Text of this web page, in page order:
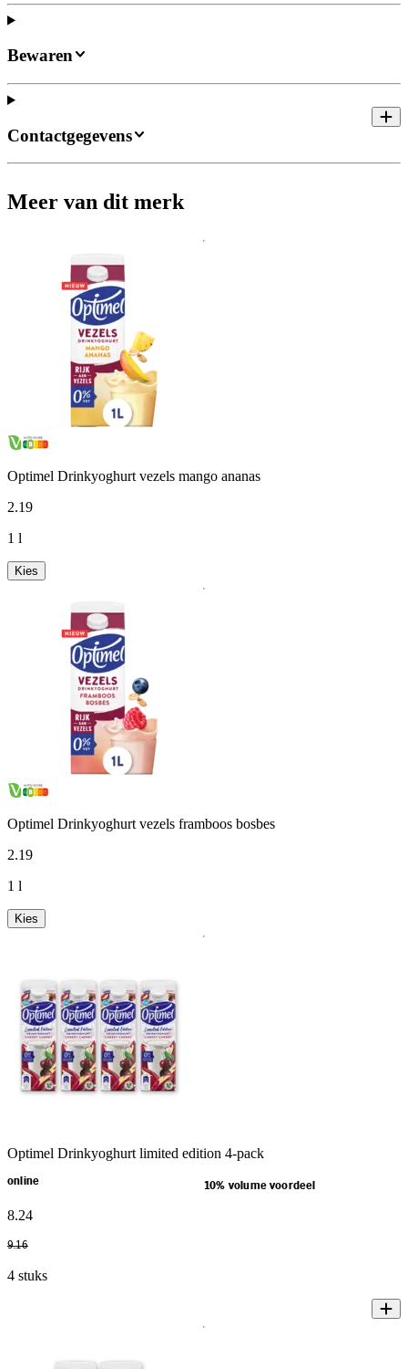
Bewaren
Contactgegevens
Meer van dit merk
Optimel Drinkyoghurt vezels mango ananas
2.19
1 l
Kies
Optimel Drinkyoghurt vezels framboos bosbes
2.19
1 l
Kies
Optimel Drinkyoghurt limited edition 4-pack
online 10% volume voordeel
8.24
9.16
4 stuks